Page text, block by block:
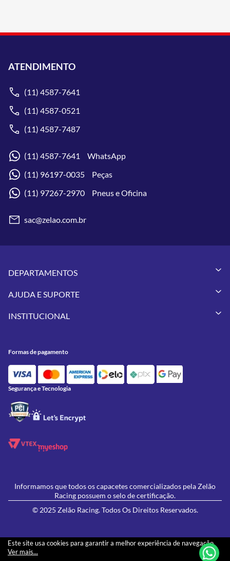
Este site usa cookies para garantir a melhor experiência de navegação.
Ver mais...
ATENDIMENTO
(11) 4587-7641
(11) 4587-0521
(11) 4587-7487
(11) 4587-7641 WhatsApp
(11) 96197-0035 Peças
(11) 97267-2970 Pneus e Oficina
sac@zelao.com.br
DEPARTAMENTOS
Vestuários
Pneus
Utilidades
Feminino
Lançamentos
AJUDA E SUPORTE
Meus Pedidos
Política de Privacidade
Política de Campanhas e promoções
INSTITUCIONAL
Contato
Oficina/Serviços
Formas de pagamento
Segurança e Tecnologia
Informamos que todos os capacetes comercializados pela Zelão
Racing possuem o selo de certificação.
© 2025 Zelão Racing. Todos Os Direitos Reservados.